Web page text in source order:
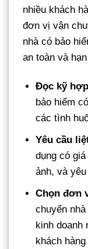
nhiều khách
đơn vị vận
nhà có bảo
an toàn và
Đọc kỹ
bảo hiểm
các tình
Yêu cầu
dụng có
ảnh, và
Chọn đơn
chuyển
kinh doanh
khách